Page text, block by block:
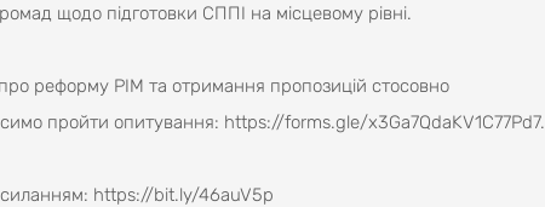
щодо підготовки СППІ на місцевому рівні.
реформу PIM та отримання пропозицій стосовно
пройти опитування: https://forms.gle/x3Ga7QdaKV1C77Pd7.
https://bit.ly/46auV5p